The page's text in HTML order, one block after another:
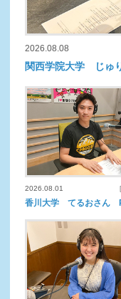
2026.08.08
関西学院大学 じゅ
2026.08.01 ［
香川大学 てるおさん